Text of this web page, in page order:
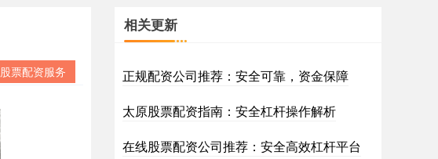
股票配资服务
相关更新
正规配资公司推荐：安全可靠，资金保障
太原股票配资指南：安全杠杆操作解析
在线股票配资公司推荐：安全高效杠杆平台